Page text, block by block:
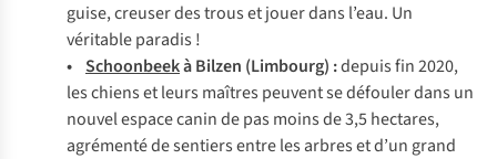
guise, creuser des trous et jouer dans l’eau. Un
véritable paradis !
• Schoonbeekà Bilzen (Limbourg) :depuis fin 2020,
les chiens et leurs maîtres peuvent se défouler dans un
nouvel espace canin de pas moins de 3,5 hectares,
agrémenté de sentiers entre les arbres et d’un grand